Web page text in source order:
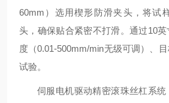
60mm）选用楔形防滑夹头，将试
头，确保贴合紧密不打滑。通过10
度（0.01-500mm/min无级可调）、
试验。
伺服电机驱动精密滚珠丝杠系